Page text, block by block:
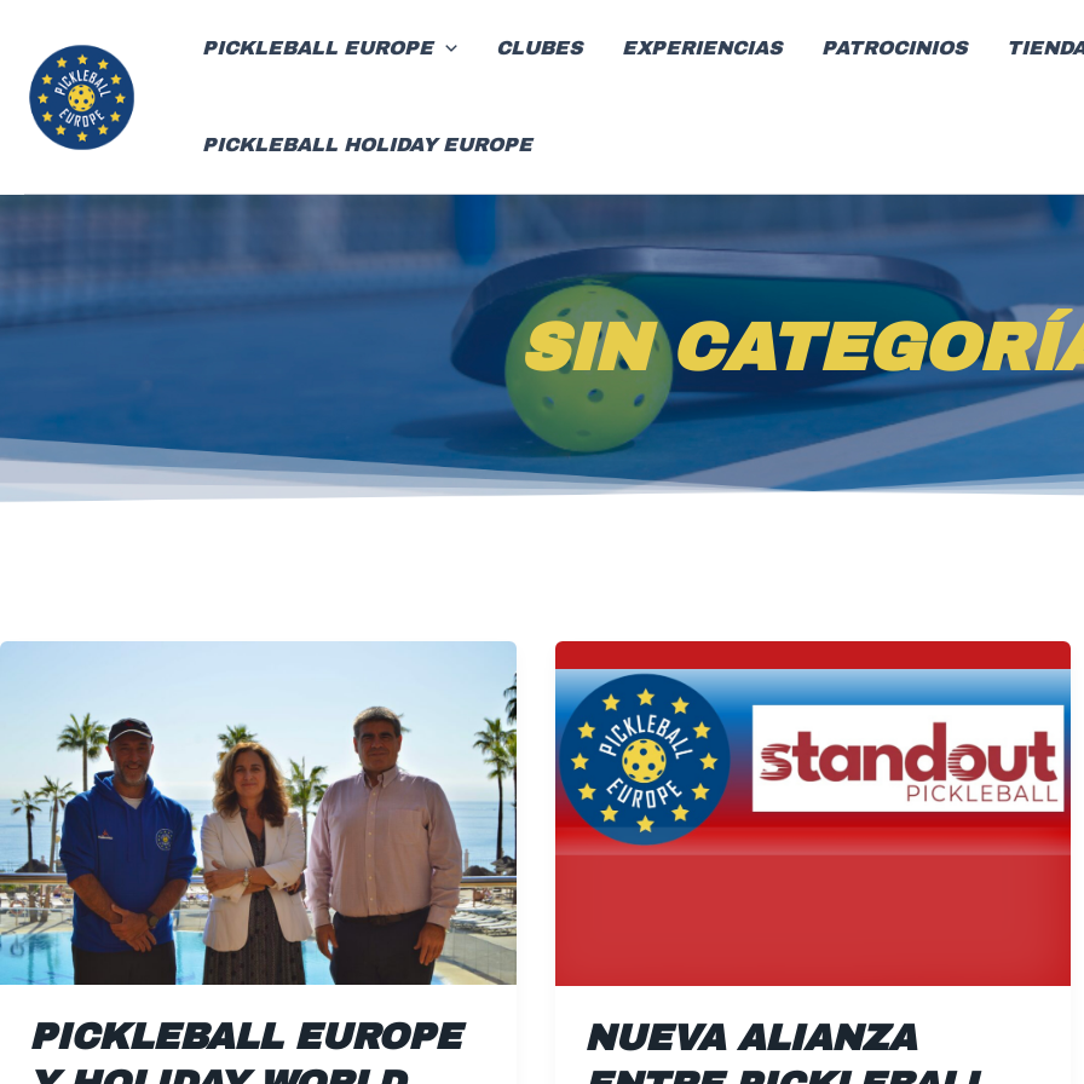
contenido
PICKLEBALL EUROPE CLUBES EXPERIENCIAS PATROCINIOS
PICKLEBALL HOLIDAY EUROPE
SIN
PICKLEBALL EUROPE
Holiday
World
Resort
unen
fuerzas
NUEVA ALIANZA
alianza
entre
Pickleball
Europe
y
Standout